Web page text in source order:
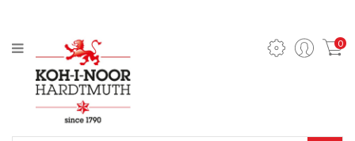
Ołówki
mechaniczne
i wkłady
Ołówki
0